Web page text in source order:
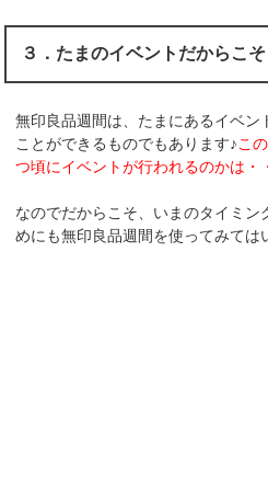
３．たまのイベントだからこそ
無印良品週間は、たまにあるイベン
ことができるものでもあります♪こ
つ頃にイベントが行われるのかは・
なのでだからこそ、いまのタイミン
めにも無印良品週間を使ってみては